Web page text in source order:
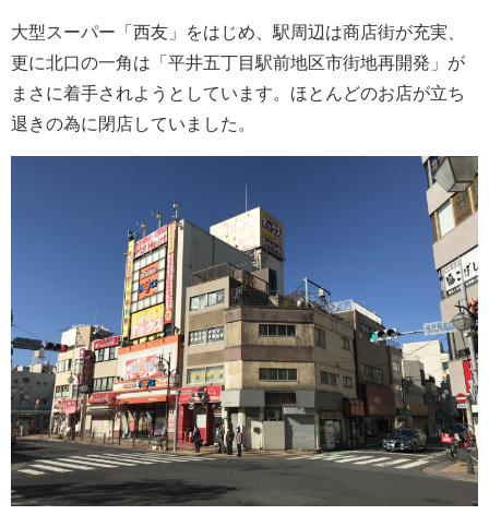
大型スーパー「西友」をはじめ、駅周辺は商店街が充実、
更に北口の一角は「平井五丁目駅前地区市街地再開発」が
まさに着手されようとしています。ほとんどのお店が立ち
退きの為に閉店していました。